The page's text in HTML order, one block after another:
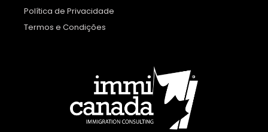
Política de Privacidade
Termos e Condições